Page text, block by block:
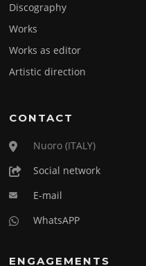
Discography
Works
Works as editor
Artistic direction
CONTACT
Nuoro (ITALY)
Social network
E-mail
WhatsAPP
ENGAGEMENTS